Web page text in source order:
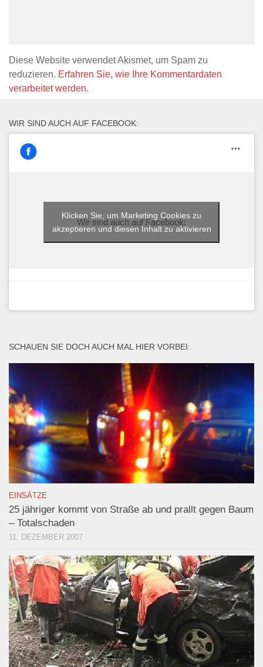
Diese Website verwendet Akismet, um Spam zu
reduzieren. Erfahren Sie, wie Ihre Kommentardaten
verarbeitet werden.
WIR SIND AUCH AUF FACEBOOK:
Wir sind auch auf Facebook:
Klicken Sie, um Marketing Cookies zu
akzeptieren und diesen Inhalt zu aktivieren
SCHAUEN SIE DOCH AUCH MAL HIER VORBEI:
EINSÄTZE
25 jähriger kommt von Straße ab und prallt gegen Baum
– Totalschaden
11. DEZEMBER 2007